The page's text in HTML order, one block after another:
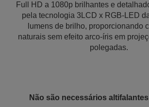
Full HD a 1080p brilhantes e
pela tecnologia 3LCD x RGB-LED
lumens de brilho, proporcionando
naturais sem efeito arco-íris em
polegadas.
Não são necessários